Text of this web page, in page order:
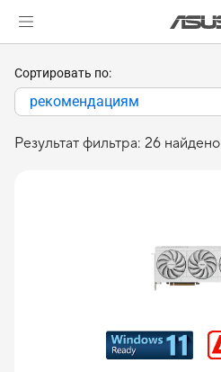
Результат фильтра: 26 найдено
Сортировать по:
рекомендациям